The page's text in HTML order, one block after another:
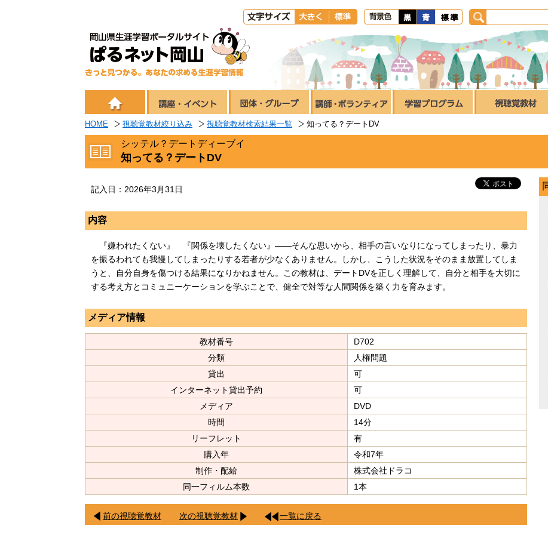
HOME 視聴覚教材絞り込み 視聴覚教材検索結果一覧 知ってる？デートDV
シッテル？デートディーブイ
知ってる？デートDV
記入日：2026年3月31日
内容
『嫌われたくない』 『関係を壊したくない』――そんな思いから、相手の言いなりになってしまったり、暴力
を振るわれても我慢してしまったりする若者が少なくありません。しかし、こうした状況をそのまま放置してしま
うと、自分自身を傷つける結果になりかねません。この教材は、デートDVを正しく理解して、自分と相手を大切に
する考え方とコミュニーケーションを学ぶことで、健全で対等な人間関係を築く力を育みます。
メディア情報
教材番号
D702
分類
人権問題
貸出
可
インターネット貸出予約
可
メディア
DVD
時間
14分
リーフレット
有
購入年
令和7年
制作・配給
株式会社ドラコ
同一フィルム本数
1本
前の視聴覚教材 次の視聴覚教材 一覧に戻る